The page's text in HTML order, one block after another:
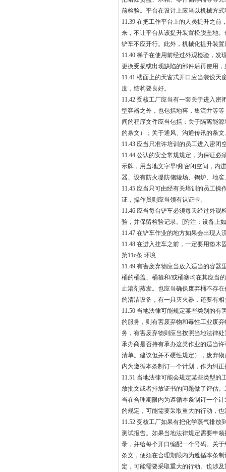
前检验。平台在设计上应当以机械方
11.39 在把工作平台上的人员提升之
来，不让平台从该提升装置松脱坠地
铲车不应开行。此外，机械化提升装
11.40 梯子在使用前经过外观检验，
更换受损或出现缺陷的部件后再使用
11.41 楼面上的天窗式开口应当装设
度，结构要良好。
11.42 受核工厂应当有一套关于进入
型容器之外，也包括地窖，集流井等
间的程序文件应当包括：关于隔离能
的条文）；关于通风、沟通传讯的条
11.43 应当只准许培训的员工进入密
11.44 公认的安全常规规定，为保证
示牌，用当地文字早明[密闭空间，内
器、设有防火堤防储罐场、锅炉、地
11.45 应当只可由经有关培训的员工
证，操作员则应当领有认证卡。
11.46 应当每台铲车必须每天经过外
验，并保留检验记录。[附注：设备上
11.47 在铲车作业的地方如果会出现
11.48 在进入挂车之前，一定要用垫
第11c条 环境
11.49 有害废弃物应当放入适当的容
桶的桶盖、桶箍和/或桶塞均在其应当
止溶剂蒸发。也应当确保废弃桶不存
的清洁设备，有一具灭火器，还要有
11.50 当地法律可能规定某些类别的
的服务，则有害废弃物和毒性工业废
务，有害废弃物则应当按照当地法律
承办商是否持有承办这类作业的适当
清单。建议但并不硬性规定），废弃
内为遵循本条制订一个计划，作为纠
11.51 当地法律可能会规定某些类型
放批文或者排放证书的问题做了评估
当在合理期限内为遵循本条制订一个
的规定，可能需要采取重大的行动，
11.52 受核工厂如果有把化学蒸气排
测试报告。如果当地法律规定需要申
录，并给每个开口编配一个号码。关
条文，便须在合理期限内为遵循本条
定，可能需要采取重大的行动。也涉